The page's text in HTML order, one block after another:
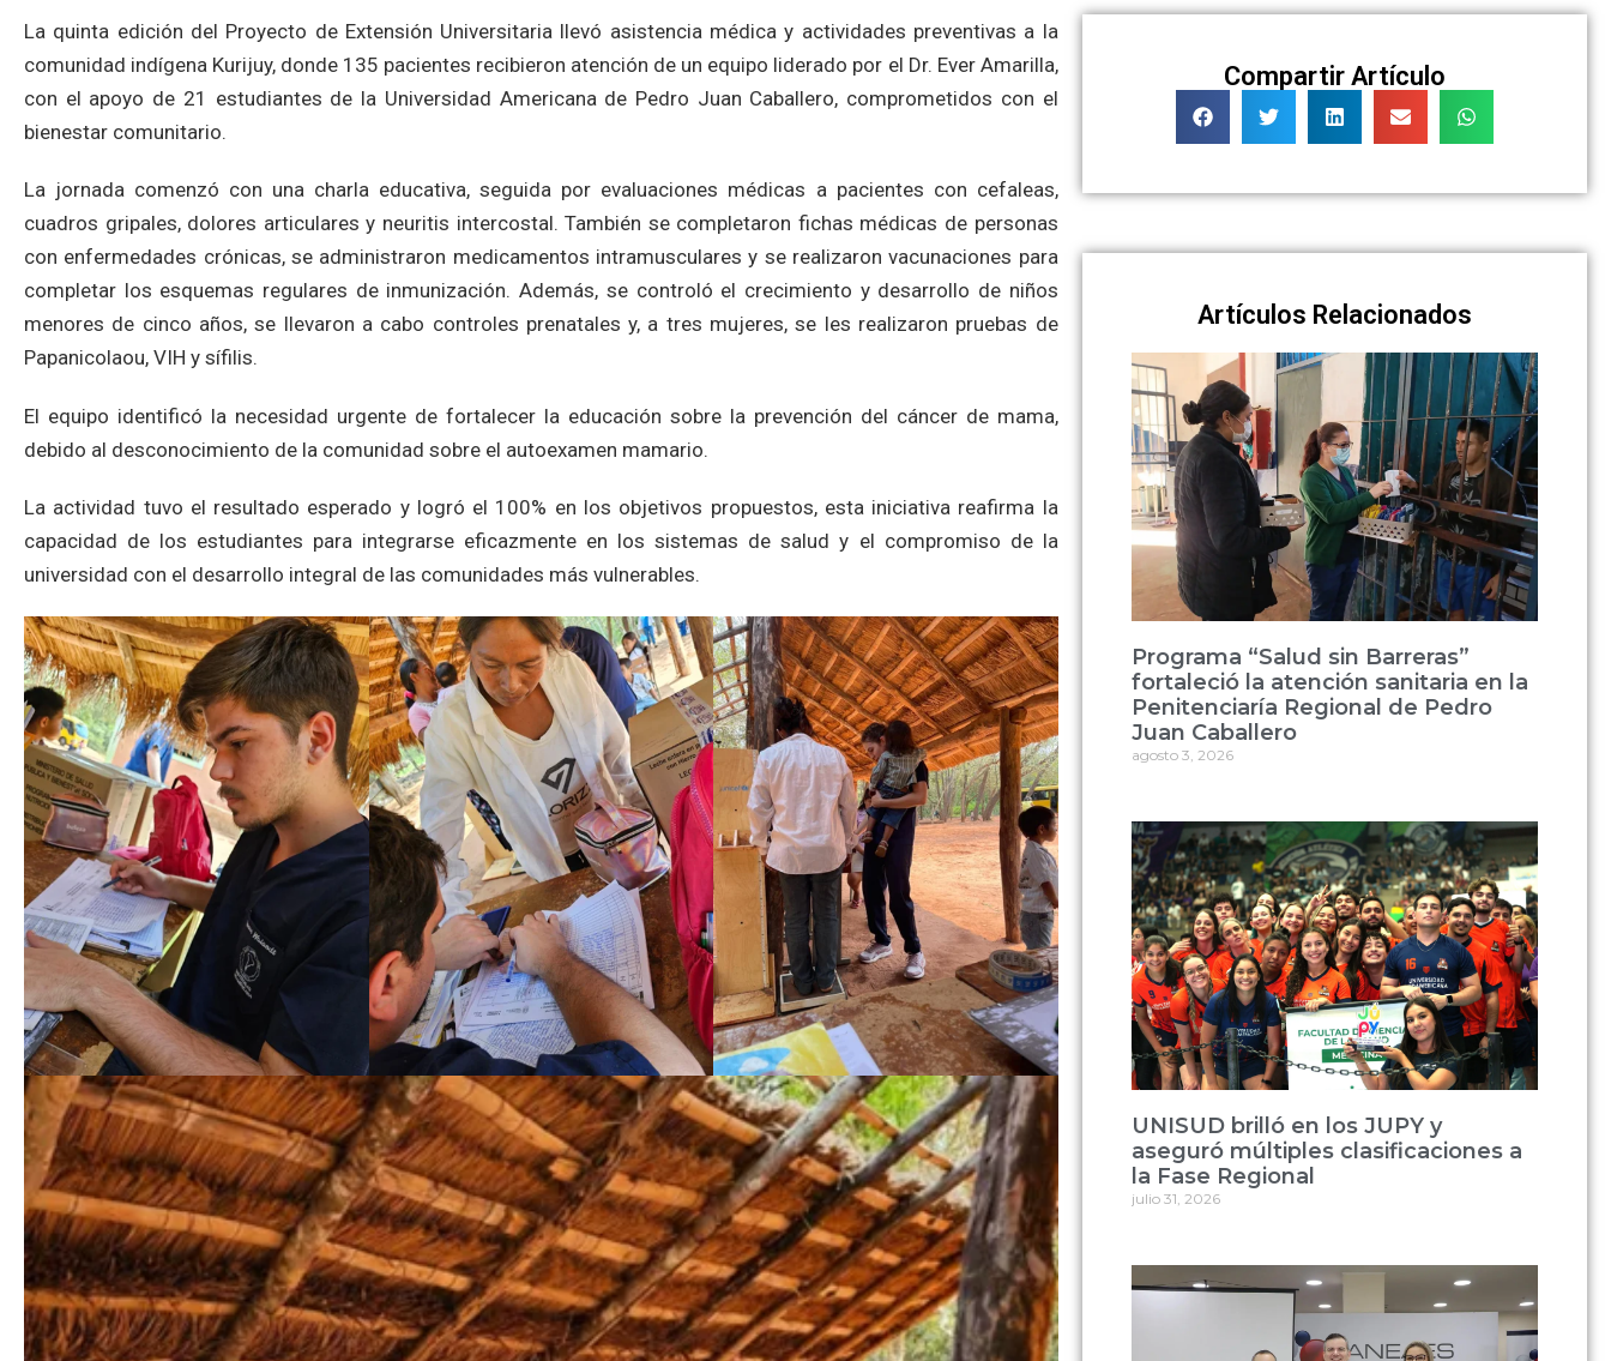
La quinta edición del Proyecto de Extensión Universitaria llevó asistencia médica y actividades preventivas a la
comunidad indígena Kurijuy, donde 135 pacientes recibieron atención de un equipo liderado por el Dr. Ever Amarilla,
con el apoyo de 21 estudiantes de la Universidad Americana de Pedro Juan Caballero, comprometidos con el
bienestar comunitario.
La jornada comenzó con una charla educativa, seguida por evaluaciones médicas a pacientes con cefaleas,
cuadros gripales, dolores articulares y neuritis intercostal. También se completaron fichas médicas de personas
con enfermedades crónicas, se administraron medicamentos intramusculares y se realizaron vacunaciones para
completar los esquemas regulares de inmunización. Además, se controló el crecimiento y desarrollo de niños
menores de cinco años, se llevaron a cabo controles prenatales y, a tres mujeres, se les realizaron pruebas de
Papanicolaou, VIH y sífilis.
El equipo identificó la necesidad urgente de fortalecer la educación sobre la prevención del cáncer de mama,
debido al desconocimiento de la comunidad sobre el autoexamen mamario.
La actividad tuvo el resultado esperado y logró el 100% en los objetivos propuestos, esta iniciativa reafirma la
capacidad de los estudiantes para integrarse eficazmente en los sistemas de salud y el compromiso de la
universidad con el desarrollo integral de las comunidades más vulnerables.
Compartir Artículo
Artículos Relacionados
Programa “Salud sin Barreras”
fortaleció la atención sanitaria en la
Penitenciaría Regional de Pedro
Juan Caballero
agosto 3, 2026
UNISUD brilló en los JUPY y
aseguró múltiples clasificaciones a
la Fase Regional
julio 31, 2026